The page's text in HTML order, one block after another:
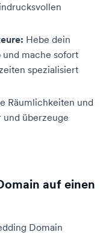
Hebe dein
mache sofort
spezialisiert
Räumlichkeiten und
und überzeuge
auf einen
Domain